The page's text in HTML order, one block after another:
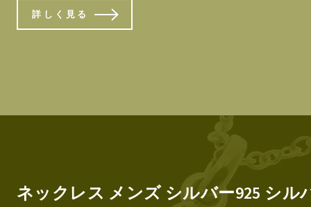
詳しく見る
ネックレス メンズ シルバー925 シル